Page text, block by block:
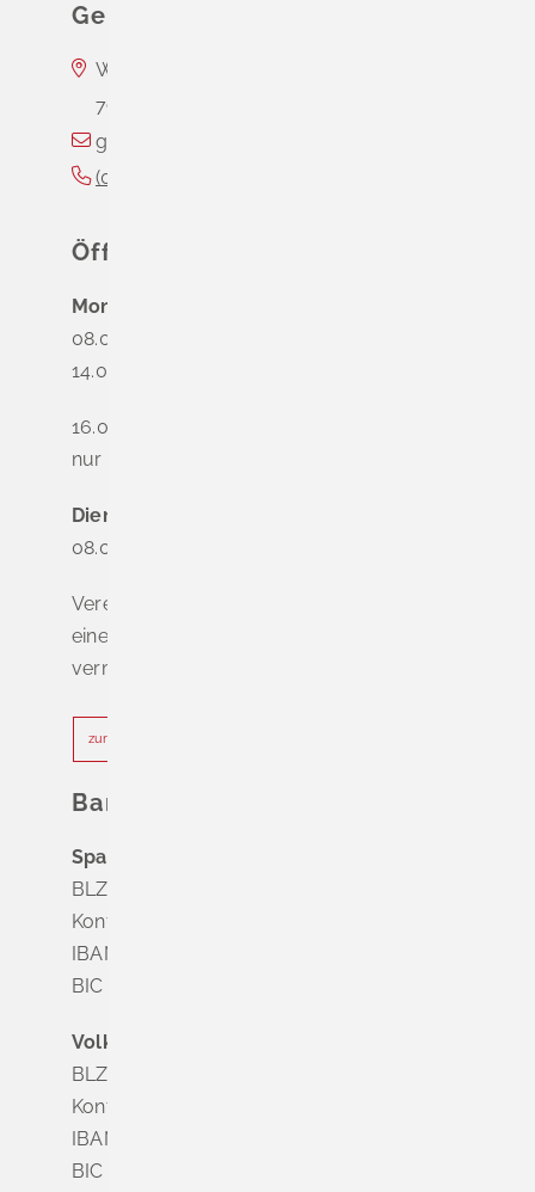
Gemeinde Schliengen
Wasserschloss Entenstein
79418
gemeinde@schliengen.de
(0
Öffnungszeiten
Montag
08.00 - 12.00 Uhr
14.00 - 16.00 Uhr
16.00 - 18.00 Uhr
nur nach Terminvereinbarung
Dienstag - Freitag
08.00 - 12.00 Uhr
Vereinbaren Sie online oder telefonisch
einen Termin, um Wartezeiten zu
vermeiden.
zur Terminvereinbarung
Bankverbindung
Sparkasse Markgräflerland Müllheim
BLZ 683 518 65
Konto Nr. 8 028 524
IBAN DE63 6835 1865 0008 0285 24
BIC SOLADES1MGL
Volksbank Dreiländereck
BLZ 683 900 00
Konto Nr. 3 500 004
IBAN DE56 6839 0000 0003 5000 04
BIC VOLODE66